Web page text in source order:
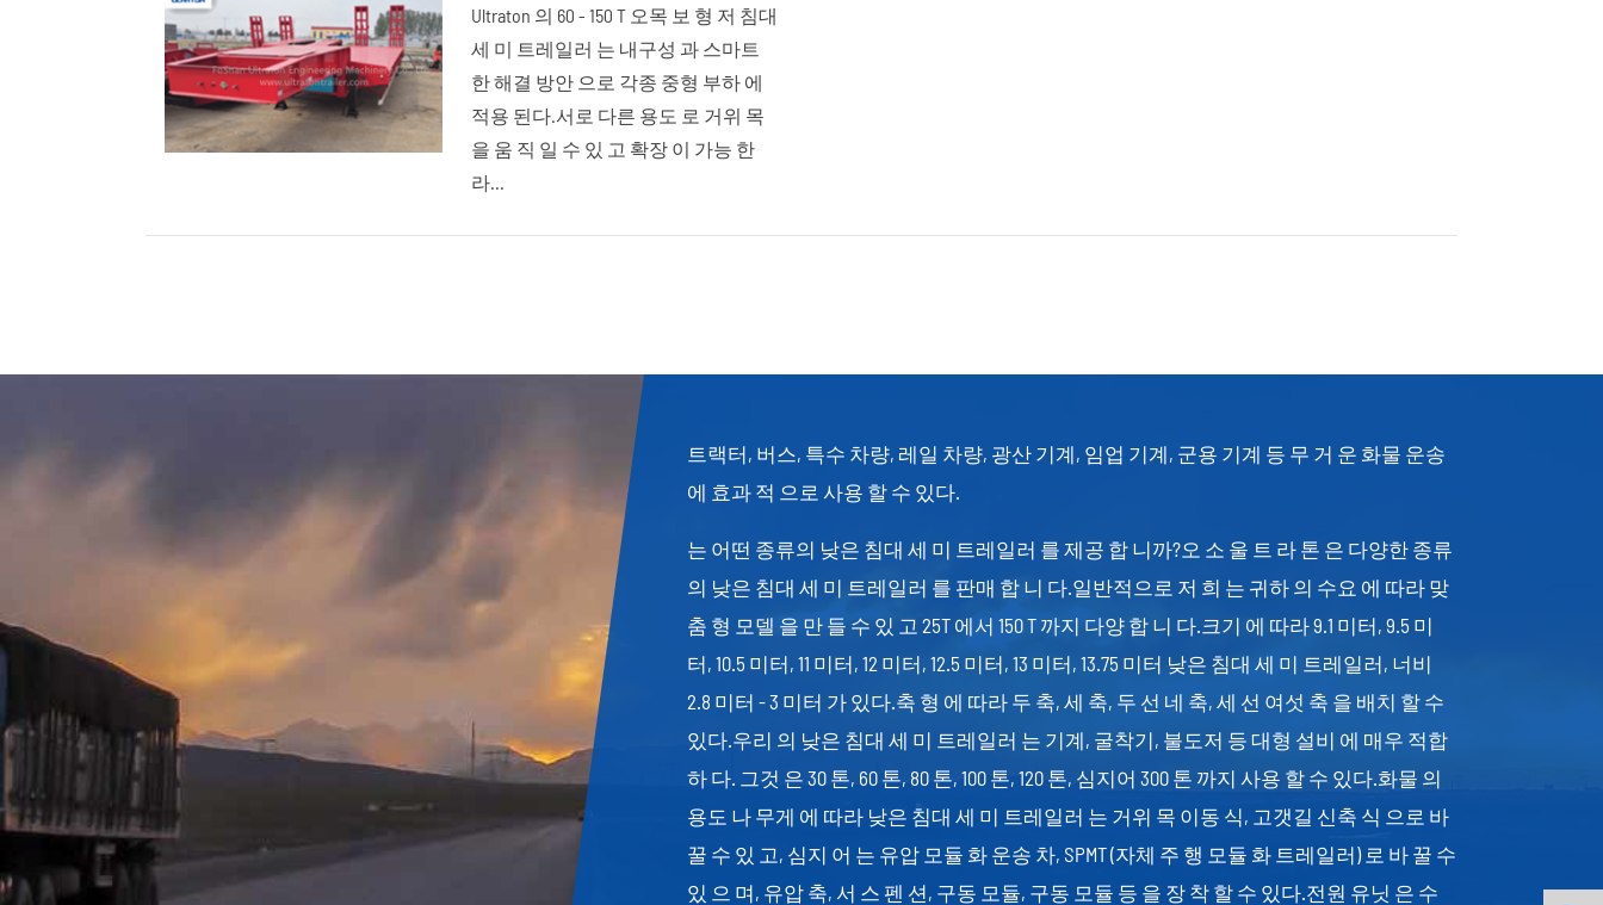
Ultraton 의 60 - 150 T 오목 보 형 저 침대
세 미 트레일러 는 내구성 과 스마트
한 해결 방안 으로 각종 중형 부하 에
적용 된다.서로 다른 용도 로 거위 목
을 움 직 일 수 있 고 확장 이 가능 한
라...
트랙터, 버스, 특수 차량, 레일 차량, 광산 기계, 임업 기계, 군용 기계 등 무 거 운 화물 운송
에 효과 적 으로 사용 할 수 있다.
는 어떤 종류의 낮은 침대 세 미 트레일러 를 제공 합 니까?오 소 울 트 라 톤 은 다양한 종류
의 낮은 침대 세 미 트레일러 를 판매 합 니 다.일반적으로 저 희 는 귀하 의 수요 에 따라 맞
춤 형 모델 을 만 들 수 있 고 25T 에서 150 T 까지 다양 합 니 다.크기 에 따라 9.1 미터, 9.5 미
터, 10.5 미터, 11 미터, 12 미터, 12.5 미터, 13 미터, 13.75 미터 낮은 침대 세 미 트레일러, 너비
2.8 미터 - 3 미터 가 있다.축 형 에 따라 두 축, 세 축, 두 선 네 축, 세 선 여섯 축 을 배치 할 수
있다.우리 의 낮은 침대 세 미 트레일러 는 기계, 굴착기, 불도저 등 대형 설비 에 매우 적합
하 다. 그것 은 30 톤, 60 톤, 80 톤, 100 톤, 120 톤, 심지어 300 톤 까지 사용 할 수 있다.화물 의
용도 나 무게 에 따라 낮은 침대 세 미 트레일러 는 거위 목 이동 식, 고갯길 신축 식 으로 바
꿀 수 있 고, 심지 어 는 유압 모듈 화 운송 차, SPMT (자체 주 행 모듈 화 트레일러) 로 바 꿀 수
있 으 며, 유압 축, 서 스 펜 션, 구동 모듈, 구동 모듈 등 을 장 착 할 수 있다.전원 유닛 은 수